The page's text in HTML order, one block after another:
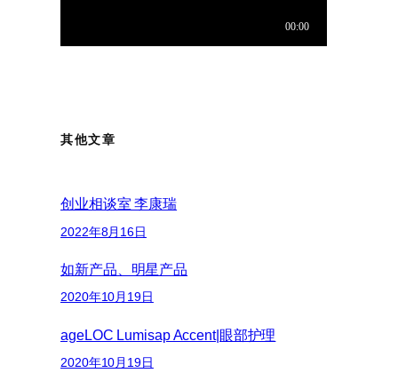
其他文章
创业相谈室 李康瑞
2022年8月16日
如新产品、明星产品
2020年10月19日
ageLOC Lumisap Accent|眼部护理
2020年10月19日